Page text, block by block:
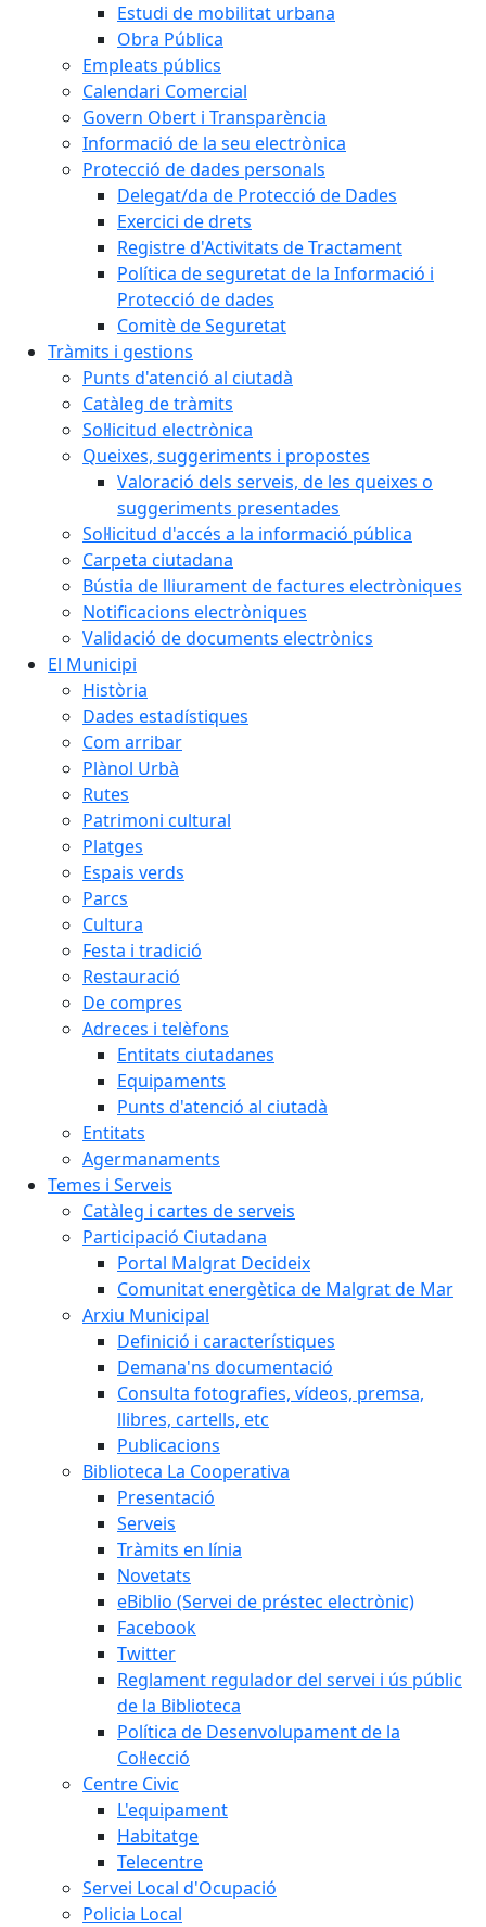
Estudi de mobilitat urbana
Obra Pública
Empleats públics
Calendari Comercial
Govern Obert i Transparència
Informació de la seu electrònica
Protecció de dades personals
Delegat/da de Protecció de Dades
Exercici de drets
Registre d'Activitats de Tractament
Política de seguretat de la Informació i
Protecció de dades
Comitè de Seguretat
Tràmits i gestions
Punts d'atenció al ciutadà
Catàleg de tràmits
Sol·licitud electrònica
Queixes, suggeriments i propostes
Valoració dels serveis, de les queixes o
suggeriments presentades
Sol·licitud d'accés a la informació pública
Carpeta ciutadana
Bústia de lliurament de factures electròniques
Notificacions electròniques
Validació de documents electrònics
El Municipi
Història
Dades estadístiques
Com arribar
Plànol Urbà
Rutes
Patrimoni cultural
Platges
Espais verds
Parcs
Cultura
Festa i tradició
Restauració
De compres
Adreces i telèfons
Entitats ciutadanes
Equipaments
Punts d'atenció al ciutadà
Entitats
Agermanaments
Temes i Serveis
Catàleg i cartes de serveis
Participació Ciutadana
Portal Malgrat Decideix
Comunitat energètica de Malgrat de Mar
Arxiu Municipal
Definició i característiques
Demana'ns documentació
Consulta fotografies, vídeos, premsa,
llibres, cartells, etc
Publicacions
Biblioteca La Cooperativa
Presentació
Serveis
Tràmits en línia
Novetats
eBiblio (Servei de préstec electrònic)
Facebook
Twitter
Reglament regulador del servei i ús públic
de la Biblioteca
Política de Desenvolupament de la
Col·lecció
Centre Civic
L'equipament
Habitatge
Telecentre
Servei Local d'Ocupació
Policia Local